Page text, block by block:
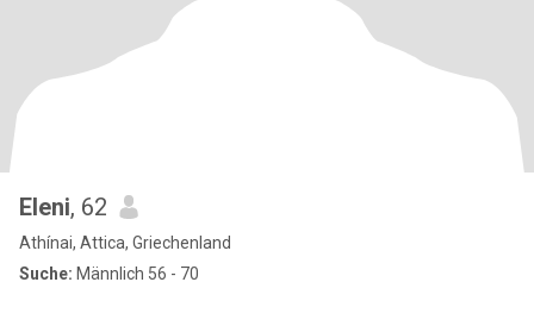
Eleni, 62
Athínai, Attica, Griechenland
Suche: Männlich 56 - 70